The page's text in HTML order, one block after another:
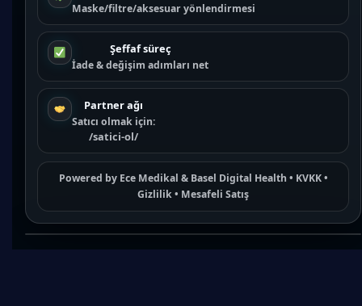
Maske/filtre/aksesuar yönlendirmesi
Şeffaf süreç
İade & değişim adımları net
Partner ağı
Satıcı olmak için:
/satici-ol/
Powered by Ece Medikal & Basel Digital Health • KVKK•
Gizlilik• Mesafeli Satış